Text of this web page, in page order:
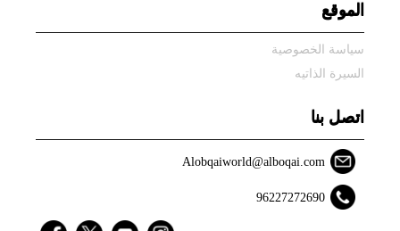
الموقع
سياسة الخصوصية
السيرة الذاتيه
اتصل بنا
Alobqaiworld@alboqai.com
96227272690